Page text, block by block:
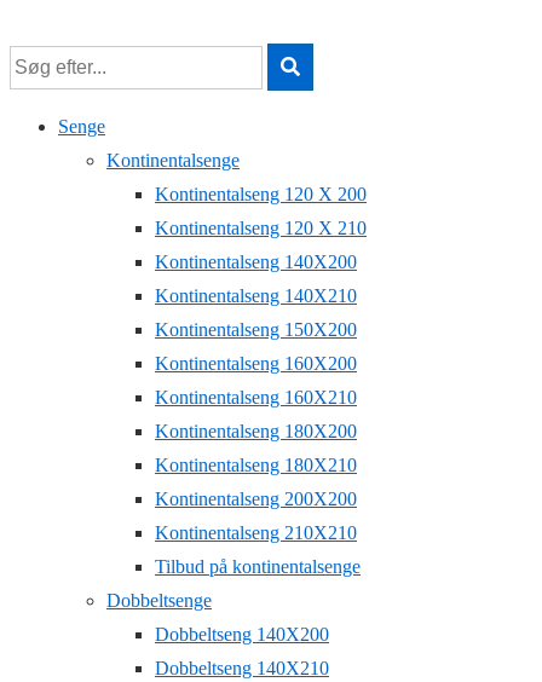
Hop
til
hovedindhold
Senge
Kontinentalsenge
Kontinentalseng 120 X 200
Kontinentalseng 120 X 210
Kontinentalseng 140X200
Kontinentalseng 140X210
Kontinentalseng 150X200
Kontinentalseng 160X200
Kontinentalseng 160X210
Kontinentalseng 180X200
Kontinentalseng 180X210
Kontinentalseng 200X200
Kontinentalseng 210X210
Tilbud på kontinentalsenge
Dobbeltsenge
Dobbeltseng 140X200
Dobbeltseng 140X210